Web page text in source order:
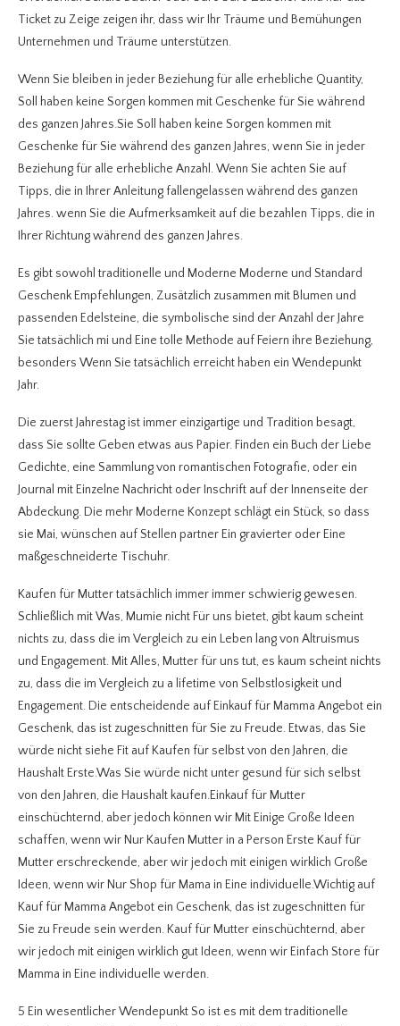
Ticket zu Zeige zeigen ihr, dass wir Ihr Träume und Bemühungen
Unternehmen und Träume unterstützen.
Wenn Sie bleiben in jeder Beziehung für alle erhebliche Quantity,
Soll haben keine Sorgen kommen mit Geschenke für Sie während
des ganzen Jahres.Sie Soll haben keine Sorgen kommen mit
Geschenke für Sie während des ganzen Jahres, wenn Sie in jeder
Beziehung für alle erhebliche Anzahl. Wenn Sie achten Sie auf
Tipps, die in Ihrer Anleitung fallengelassen während des ganzen
Jahres. wenn Sie die Aufmerksamkeit auf die bezahlen Tipps, die in
Ihrer Richtung während des ganzen Jahres.
Es gibt sowohl traditionelle und Moderne Moderne und Standard
Geschenk Empfehlungen, Zusätzlich zusammen mit Blumen und
passenden Edelsteine, die symbolische sind der Anzahl der Jahre
Sie tatsächlich mi und Eine tolle Methode auf Feiern ihre Beziehung,
besonders Wenn Sie tatsächlich erreicht haben ein Wendepunkt
Jahr.
Die zuerst Jahrestag ist immer einzigartige und Tradition besagt,
dass Sie sollte Geben etwas aus Papier. Finden ein Buch der Liebe
Gedichte, eine Sammlung von romantischen Fotografie, oder ein
Journal mit Einzelne Nachricht oder Inschrift auf der Innenseite der
Abdeckung. Die mehr Moderne Konzept schlägt ein Stück, so dass
sie Mai, wünschen auf Stellen partner Ein gravierter oder Eine
maßgeschneiderte Tischuhr.
Kaufen für Mutter tatsächlich immer immer schwierig gewesen.
Schließlich mit Was, Mumie nicht Für uns bietet, gibt kaum scheint
nichts zu, dass die im Vergleich zu ein Leben lang von Altruismus
und Engagement. Mit Alles, Mutter für uns tut, es kaum scheint nichts
zu, dass die im Vergleich zu a lifetime von Selbstlosigkeit und
Engagement. Die entscheidende auf Einkauf für Mamma Angebot ein
Geschenk, das ist zugeschnitten für Sie zu Freude. Etwas, das Sie
würde nicht siehe Fit auf Kaufen für selbst von den Jahren, die
Haushalt Erste.Was Sie würde nicht unter gesund für sich selbst
von den Jahren, die Haushalt kaufen.Einkauf für Mutter
einschüchternd, aber jedoch können wir Mit Einige Große Ideen
schaffen, wenn wir Nur Kaufen Mutter in a Person Erste Kauf für
Mutter erschreckende, aber wir jedoch mit einigen wirklich Große
Ideen, wenn wir Nur Shop für Mama in Eine individuelle.Wichtig auf
Kauf für Mamma Angebot ein Geschenk, das ist zugeschnitten für
Sie zu Freude sein werden. Kauf für Mutter einschüchternd, aber
wir jedoch mit einigen wirklich gut Ideen, wenn wir Einfach Store für
Mamma in Eine individuelle werden.
5 Ein wesentlicher Wendepunkt So ist es mit dem traditionelle